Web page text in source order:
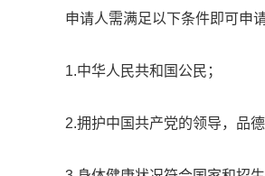
申请人需满足以下条件即可申
1.中华人民共和国公民；
2.拥护中国共产党的领导，品